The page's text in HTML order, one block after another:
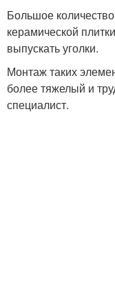
Большое
керамической
выпускать уголки.
Монтаж таких
более тяжелый и
специалист.